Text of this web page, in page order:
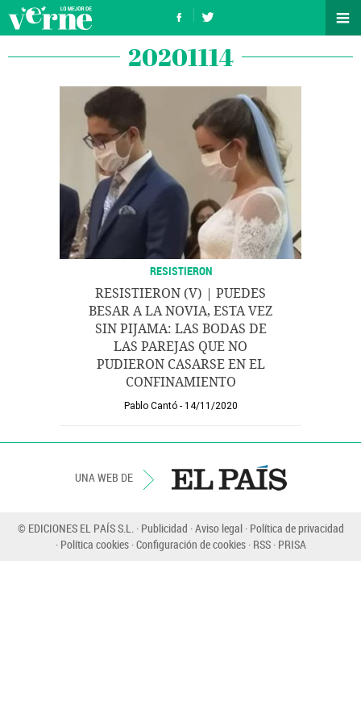
20201114
RESISTIERON
RESISTIERON (V) | PUEDES
BESAR A LA NOVIA, ESTA VEZ
SIN PIJAMA: LAS BODAS DE
LAS PAREJAS QUE NO
PUDIERON CASARSE EN EL
CONFINAMIENTO
Pablo Cantó 14/11/2020
UNA WEB DE
© EDICIONES EL PAÍS S.L. Publicidad Aviso legal Política de privacidad
Política cookies Configuración de cookies RSS PRISA